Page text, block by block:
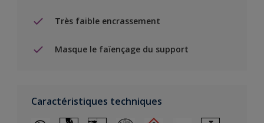
Très faible encrassement
Masque le faïençage du support
Caractéristiques techniques